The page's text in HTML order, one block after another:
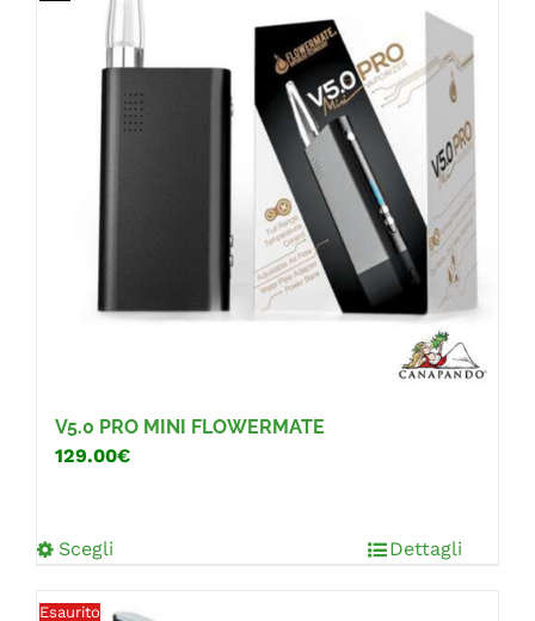
V5.0 PRO MINI FLOWERMATE
129.00€
Scegli Dettagli
Esaurito